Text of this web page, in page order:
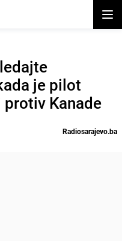
je pilot
Kanade
Radiosarajevo.ba